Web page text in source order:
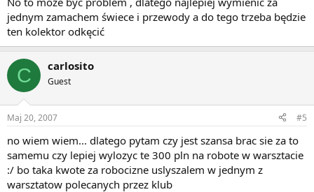
jednym zamachem świece i przewody a do tego trzeba będzie
ten kolektor odkęcić
C carlosito
Guest
Maj 20, 2007 #5
no wiem wiem... dlatego pytam czy jest szansa brac sie za to
samemu czy lepiej wylozyc te 300 pln na robote w warsztacie
:/ bo taka kwote za robocizne uslyszalem w jednym z
warsztatow polecanych przez klub